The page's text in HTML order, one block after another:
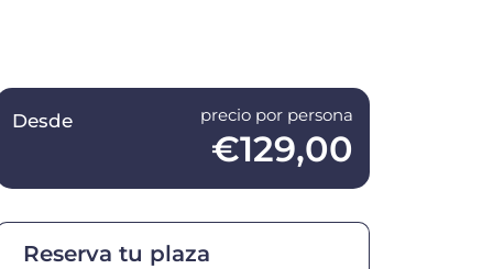
Desde precio por persona
€129,00
Reserva tu plaza